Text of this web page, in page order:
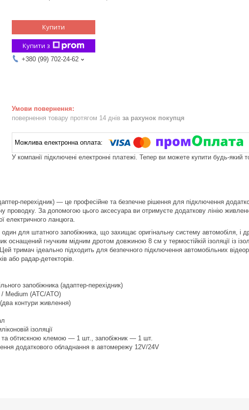
Купити
Купити з
+380 (99) 702-24-62
повернення товару протягом 14 днів за рахунок покупця
У компанії підключені електронні платежі. Тепер ви можете купити будь-який
перехідник) — це професійне та безпечне рішення для підключення
проводку. За допомогою цього аксесуара ви отримуєте додаткову лінію
електричного ланцюга.
для штатного запобіжника, що захищає оригінальну систему автомобіля, і
оснащений гнучким мідним дротом довжиною 8 см у термостійкій ізоляції із
тримач ідеально підходить для безпечного підключення автомобільних
або радар-детекторів.
запобіжника (адаптер-перехідник)
Medium (ATC/ATO)
контури живлення)
ізоляції
та обтискною клемою — 1 шт., запобіжник — 1 шт.
додаткового обладнання в автомережу 12V/24V